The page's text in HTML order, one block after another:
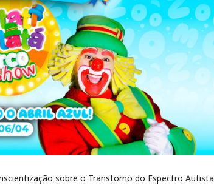
sobre o Transtorno do Espectro Autista